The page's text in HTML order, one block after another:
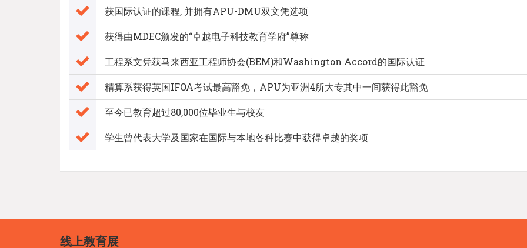
获国际认证的课程, 并拥有APU-DMU双文凭选项
获得由MDEC颁发的“卓越电子科技教育学府”尊称
工程系文凭获马来西亚工程师协会(BEM)和Washington Accord的国际认证
精算系获得英国IFOA考试最高豁免，APU为亚洲4所大专其中一间获得此豁免
至今已教育超过80,000位毕业生与校友
学生曾代表大学及国家在国际与本地各种比赛中获得卓越的奖项
线上教育展